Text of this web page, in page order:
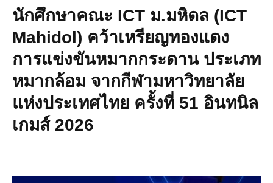
นักศึกษาคณะ ICT ม.มหิดล (ICT
Mahidol) คว้าเหรียญทองแดง
การแข่งขันหมากกระดาน ประเภท
หมากล้อม จากกีฬามหาวิทยาลัย
แห่งประเทศไทย ครั้งที่ 51 อินทนิล
เกมส์ 2026